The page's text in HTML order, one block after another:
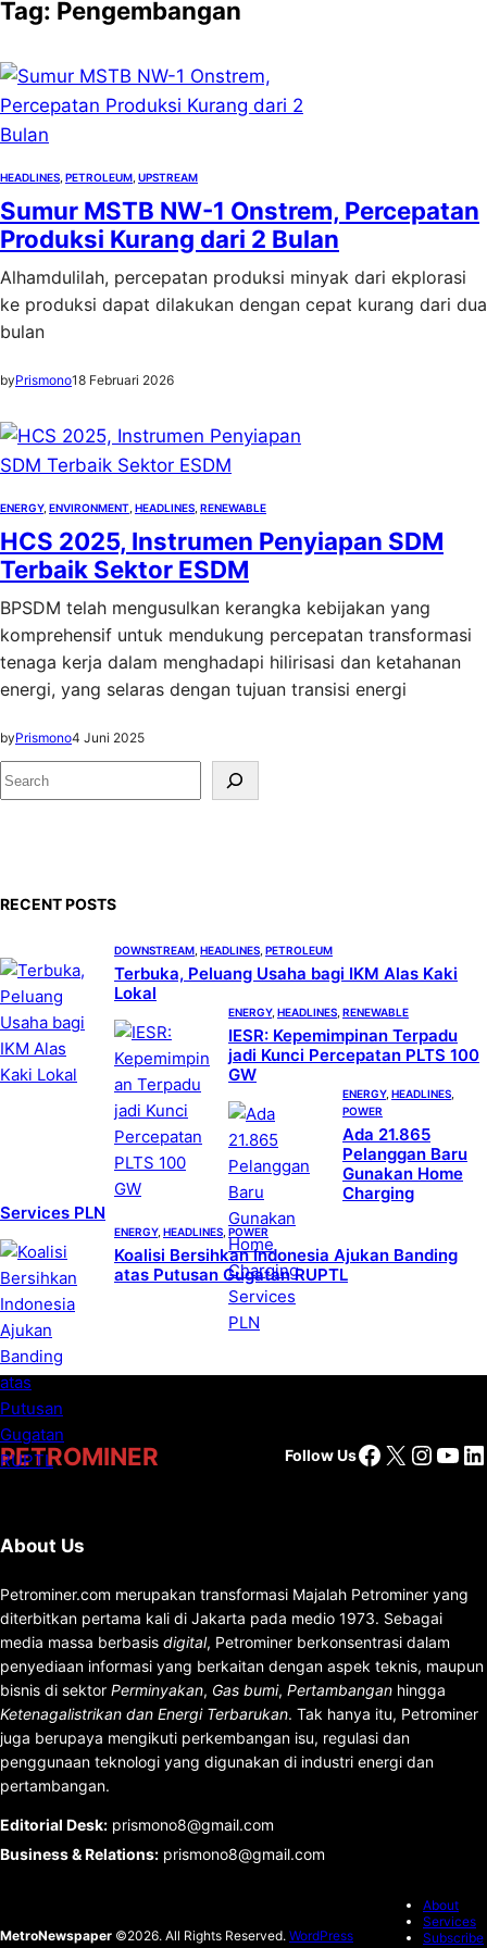
Tag: Pengembangan
HEADLINES PETROLEUM UPSTREAM
Sumur MSTB NW-1 Onstrem, Percepatan
Produksi Kurang dari 2 Bulan
Alhamdulilah, percepatan produksi minyak dari ekplorasi
ke produksi dapat dilakukan dengan cepat kurang dari dua
bulan
byPrismono18 Februari 2026
ENERGY, ENVIRONMENT HEADLINES RENEWABLE
HCS 2025, Instrumen Penyiapan SDM
Terbaik Sektor ESDM
BPSDM telah mengusulkan kerangka kebijakan yang
komprehensif untuk mendukung percepatan transformasi
tenaga kerja dalam menghadapi hilirisasi dan ketahanan
energi, yang selaras dengan tujuan transisi energi
byPrismono4 Juni 2025
S
e
RECENT POSTS
DOWNSTREAM HEADLINES PETROLEUM
Terbuka, Peluang Usaha bagi IKM Alas Kaki
Lokal
ENERGY, HEADLINES RENEWABLE
IESR: Kepemimpinan Terpadu
jadi Kunci Percepatan PLTS 100
GW
ENERGY, HEADLINES
POWER
Ada 21.865
Pelanggan Baru
Gunakan Home
Charging
Services PLN
ENERGY, HEADLINES POWER
Koalisi Bersihkan Indonesia Ajukan Banding
atas Putusan Gugatan RUPTL
PETROMINER Follow UsFacebook
X
About Us
Petrominer.com merupakan transformasi Majalah Petrominer yang
diterbitkan pertama kali di Jakarta pada medio 1973. Sebagai
media massa berbasis digital, Petrominer berkonsentrasi dalam
penyediaan informasi yang berkaitan dengan aspek teknis, maupun
bisnis di sektor Perminyakan, Gas bumi, Pertambangan hingga
Ketenagalistrikan dan Energi Terbarukan. Tak hanya itu, Petrominer
juga berupaya mengikuti perkembangan isu, regulasi dan
penggunaan teknologi yang digunakan di industri energi dan
pertambangan.
Editorial Desk: prismono8@gmail.com
Business & Relations: prismono8@gmail.com
MetroNewspaper ©2026. All Rights Reserved. WordPress
About
Services
Subscribe